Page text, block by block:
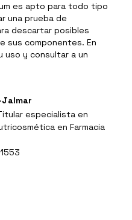
es apto para todo tipo
una prueba de
descartar posibles
sus componentes. En
uso y consultar a un
Jalmar
especialista en
en Farmacia